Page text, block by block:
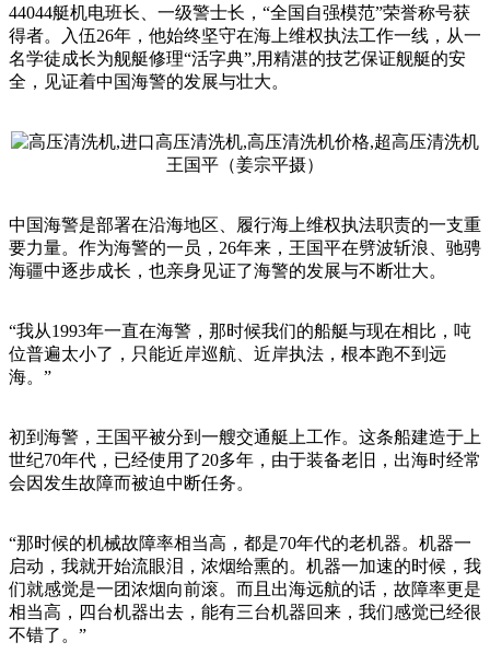
44044艇机电班长、一级警士长，“全国自强模范”荣誉称号获
得者。入伍26年，他始终坚守在海上维权执法工作一线，从一
名学徒成长为舰艇修理“活字典”,用精湛的技艺保证舰艇的安
全，见证着中国海警的发展与壮大。
王国平（姜宗平摄）
中国海警是部署在沿海地区、履行海上维权执法职责的一支重
要力量。作为海警的一员，26年来，王国平在劈波斩浪、驰骋
海疆中逐步成长，也亲身见证了海警的发展与不断壮大。
“我从1993年一直在海警，那时候我们的船艇与现在相比，吨
位普遍太小了，只能近岸巡航、近岸执法，根本跑不到远
海。”
初到海警，王国平被分到一艘交通艇上工作。这条船建造于上
世纪70年代，已经使用了20多年，由于装备老旧，出海时经常
会因发生故障而被迫中断任务。
“那时候的机械故障率相当高，都是70年代的老机器。机器一
启动，我就开始流眼泪，浓烟给熏的。机器一加速的时候，我
们就感觉是一团浓烟向前滚。而且出海远航的话，故障率更是
相当高，四台机器出去，能有三台机器回来，我们感觉已经很
不错了。”